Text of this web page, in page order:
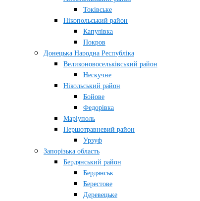
Токівське
Нікопольський район
Капулівка
Покров
Донецька Народна Республіка
Великоновосельківський район
Нескучне
Нікольський район
Бойове
Федорівка
Маріуполь
Першотравневий район
Урзуф
Запорізька область
Бердянський район
Бердянськ
Берестове
Деревецьке